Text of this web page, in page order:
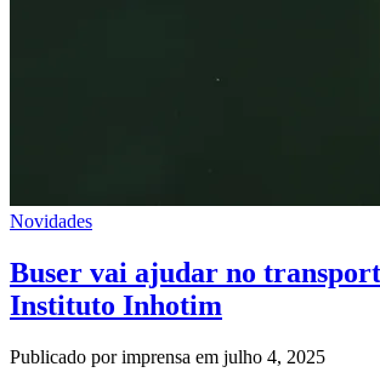
Novidades
Buser vai ajudar no
Instituto Inhotim
Publicado por imprensa em julho 4, 2025